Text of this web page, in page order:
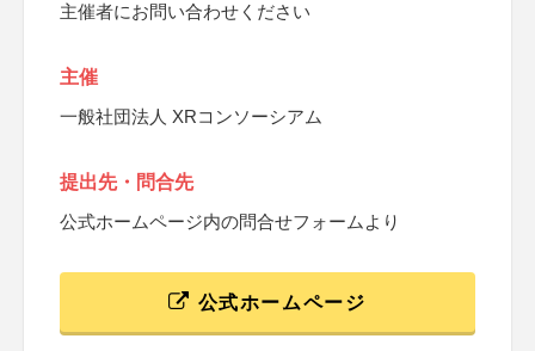
主催者にお問い合わせください
主催
一般社団法人 XRコンソーシアム
提出先・問合先
公式ホームページ内の問合せフォームより
公式ホームページ